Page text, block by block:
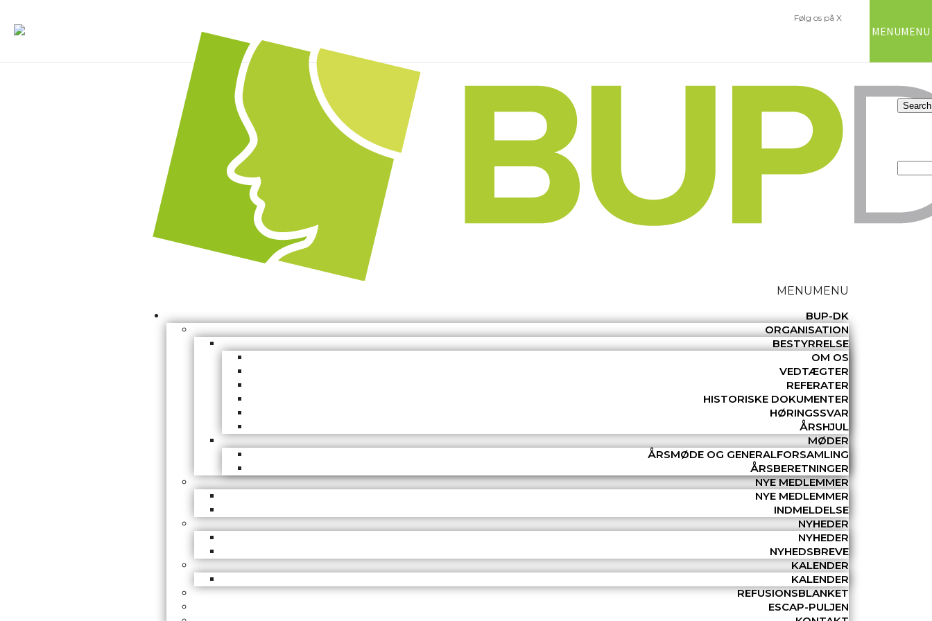
Følg os på X
MENUMENU
BUP-DK
ORGANISATION
BESTYRRELSE
OM OS
VEDTÆGTER
REFERATER
HISTORISKE DOKUMENTER
HØRINGSSVAR
ÅRSHJUL
MØDER
ÅRSMØDE OG GENERALFORSAMLING
ÅRSBERETNINGER
NYE MEDLEMMER
NYE MEDLEMMER
INDMELDELSE
NYHEDER
NYHEDER
NYHEDSBREVE
KALENDER
KALENDER
REFUSIONSBLANKET
ESCAP-PULJEN
MENUMENU